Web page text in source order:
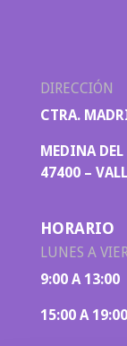
DIRECCIÓN
CTRA.
MEDINA
47400 –
HORARIO
LUNES A
9:00 A 13:00
15:00 A 19:00